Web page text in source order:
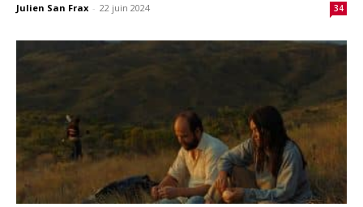
Julien San Frax - 22 juin 2024 34